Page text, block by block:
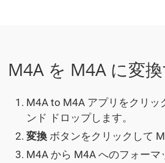
M4A を M4A に変
M4A to M4A アプリをクリッ
ンド ドロップします。
変換 ボタンをクリックして
M4A から M4A へのフォー